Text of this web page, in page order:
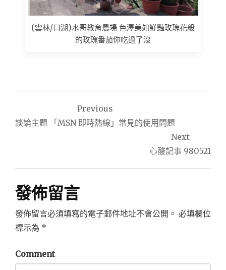
(雲林/口湖)水哥教育農場 色澤美如鮮豔玫瑰花般
的玫瑰番茄你吃過了沒
章
Previous
談論主題 「MSN 即時熱線」常見的使用問題
Next
心酸記事 980521
發佈留言
發佈留言必須填寫的電子郵件地址不會公開。 必填欄位
標示為 *
Comment